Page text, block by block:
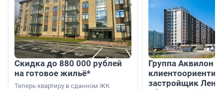
Скидка до 880 000 рублей
на готовое жильё*
Теперь квартиру в сданном ЖК
Группа Аквилон
застройщик